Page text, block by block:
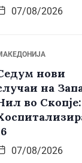
07/08/2026
нови
на
во Скопје:
07/08/2026